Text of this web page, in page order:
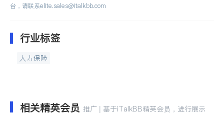
台，请联系elite.sales@italkbb.com
行业标签
人寿保险
相关精英会员 推广 | 基于iTalkBB精英会员，进行展示